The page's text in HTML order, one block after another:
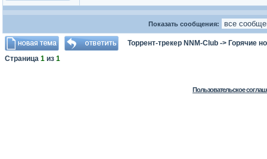
Показать сообщения:
Торрент-трекер NNM-Club -> Горячие
Страница 1 из 1
Пользовательское